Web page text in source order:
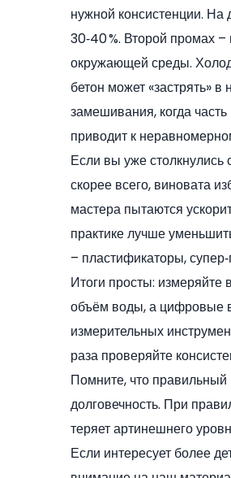
нужной консистенции.
30‑40 %. Второй промах
окружающей среды.
бетон может «застрять»
замешивания, когда
приводит к
Если вы уже
скорее всего, виновата
мастера пытаются
практике лучше
– пластификаторы,
Итоги просты:
объём воды, а цифровые
измерительных
раза проверяйте
Помните, что правильный
долговечность. При
теряет артинешнего
Если интересует более